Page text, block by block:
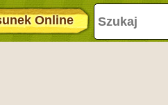
Online